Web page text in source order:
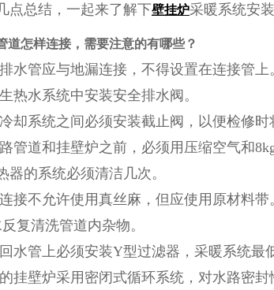
点总结，一起来了解下壁挂炉采暖系统安
道怎样连接，需要注意的有哪些？
水管应与地漏连接，不得设置在连接管上
热水系统中安装安全排水阀。
冷却系统之间必须安装截止阀，以便检修时
路管道和挂壁炉之前，必须用压缩空气和
器的系统必须清洁几次。
连接不允许使用真丝麻，但应使用原材料
复清洗管道内杂物。
回水管上必须安装Y型过滤器，采暖系统最
的挂壁炉采用密闭式循环系统，对水路密